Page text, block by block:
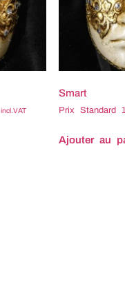
incl.VAT
Smart
Prix Standard
Ajouter au